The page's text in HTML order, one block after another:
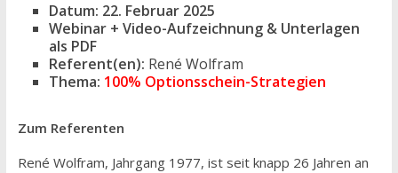
Datum: 22. Februar 2025
Webinar + Video-Aufzeichnung & Unterlagen
als PDF
Referent(en): René Wolfram
Thema: 100% Optionsschein-Strategien
Zum Referenten
René Wolfram, Jahrgang 1977, ist seit knapp 26 Jahren an